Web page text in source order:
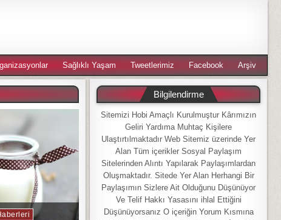
Sağlıklı Yaşam Tweetlerimiz Facebook Arşiv
Bilgilendirme
Sitemizi Hobi Amaçlı Kurulmuştur Kârımızın
Geliri Yardıma Muhtaç Kişilere
Ulaştırtılmaktadır Web Sitemiz üzerinde Yer
Alan Tüm içerikler Sosyal Paylaşım
Sitelerinden Alıntı Yapılarak Paylaşımlardan
Oluşmaktadır. Sitede Yer Alan Herhangi Bir
Paylaşımın Sizlere Ait Olduğunu Düşünüyor
Ve Telif Hakkı Yasasını ihlal Ettiğini
Düşünüyorsanız O içeriğin Yorum Kısmına